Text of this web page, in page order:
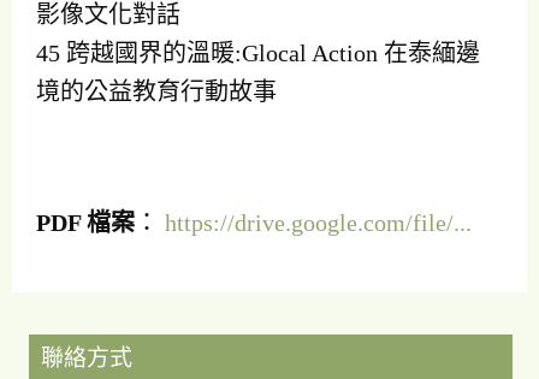
影像文化對話
45 跨越國界的溫暖:Glocal Action 在泰緬邊
境的公益教育行動故事
PDF 檔案 ： https://drive.google.com/file/...
聯絡方式